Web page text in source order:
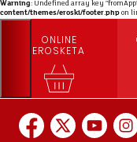
Warning: Undefined array key
content/themes/eroski/footer.php on
ONLINE
EROSKETA